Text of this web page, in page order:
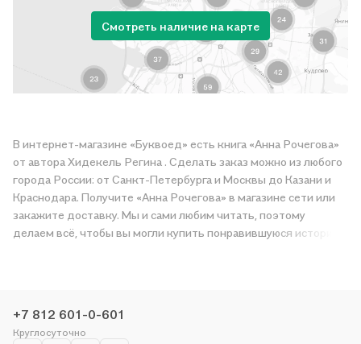
Смотреть наличие на карте
В интернет-магазине «Буквоед» есть книга «Анна Рочегова»
от автора Хидекель Регина . Сделать заказ можно из любого
города России: от Санкт-Петербурга и Москвы до Казани и
Краснодара. Получите «Анна Рочегова» в магазине сети или
закажите доставку. Мы и сами любим читать, поэтому
делаем всё, чтобы вы могли купить понравившуюся историю
+7 812 601-0-601
Круглосуточно